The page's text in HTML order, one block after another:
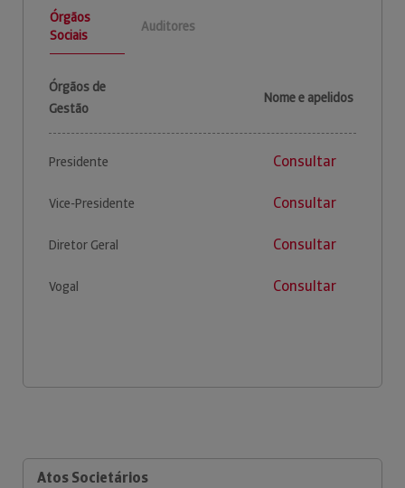
Órgãos
Sociais
Auditores
Órgãos de
Gestão
Nome e apelidos
Presidente Consultar
Vice-Presidente Consultar
Diretor Geral Consultar
Vogal Consultar
Atos Societários